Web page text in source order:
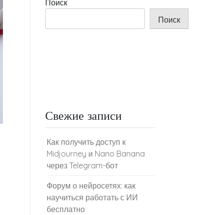
Поиск
Поиск
Свежие записи
Как получить доступ к
Midjourney и Nano Banana
через Telegram-бот
Форум о нейросетях: как
научиться работать с ИИ
бесплатно